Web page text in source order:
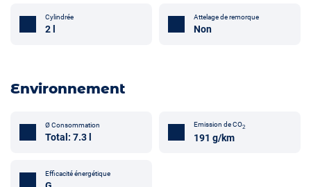
Cylindrée
2 l
Attelage de remorque
Non
Environnement
Ø Consommation
Total: 7.3 l
Emission de CO2
191 g/km
Efficacité énergétique